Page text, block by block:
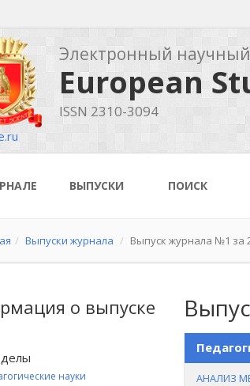
Электронный
European
ISSN 2310-3094
ВЫПУСКИ ПОИСК
Выпуски журнала Выпуск журнала №1 за
о выпуске
науки
АНАЛИЗ